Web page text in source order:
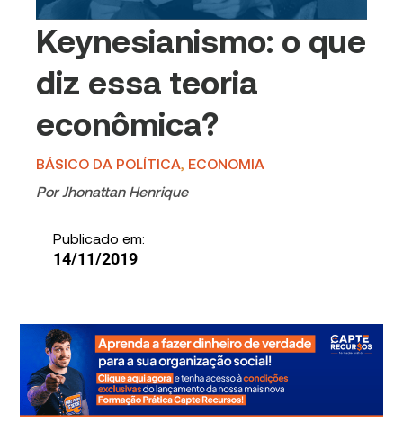
Keynesianismo: o que
diz essa teoria
econômica?
BÁSICO DA POLÍTICA ECONOMIA
Por Jhonattan Henrique
Publicado em:
14/11/2019